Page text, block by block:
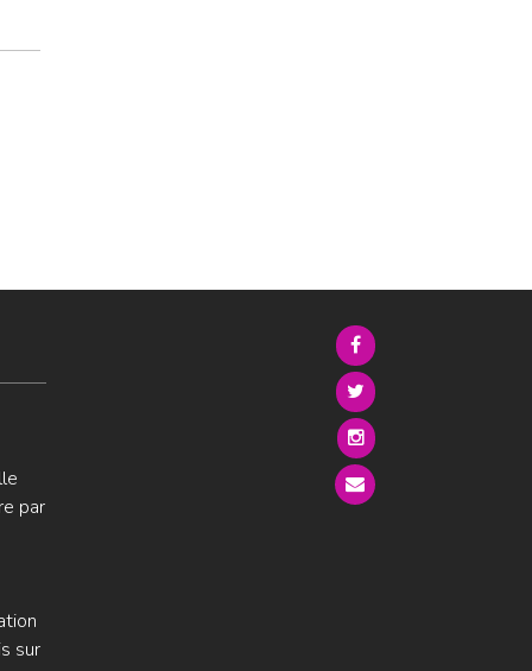
par
sur